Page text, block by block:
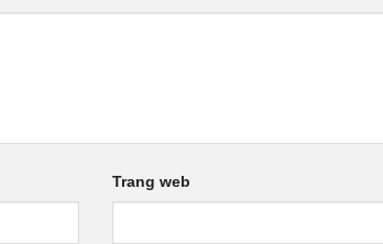
Trang web